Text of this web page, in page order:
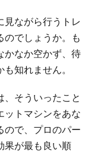
見ながら行うトレ
のでしょうか。も
かなか空かず、待
知れません。
、そういったこと
ットマシンをあな
ので、プロのパー
果が最も良い順